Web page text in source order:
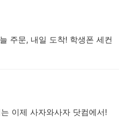
주문, 내일 도착! 학생폰 세컨
이제 사자와사자 닷컴에서!